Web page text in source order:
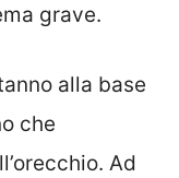
grave.
alla base
che
Ad